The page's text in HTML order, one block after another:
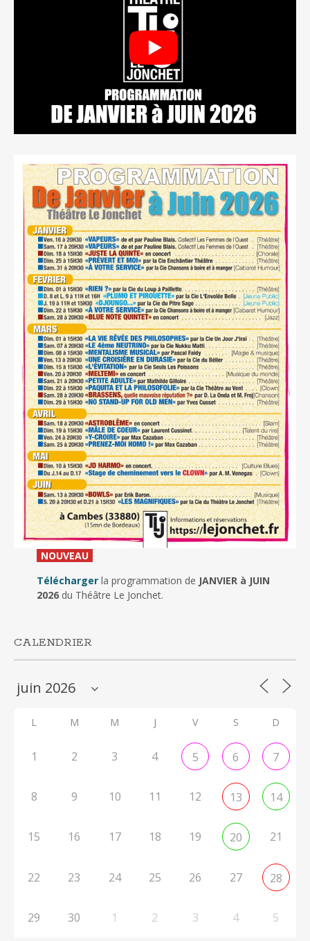
NOUVEAU_
Télécharger la programmation de JANVIER à JUIN
2026du Théâtre Le Jonchet.
CALENDRIER
L M M J V S D
1 2 3 4 5 6 7
8 9 10 11 12 13 14
15 16 17 18 19 20 21
22 23 24 25 26 27 28
29 30 1 2 3 4 5